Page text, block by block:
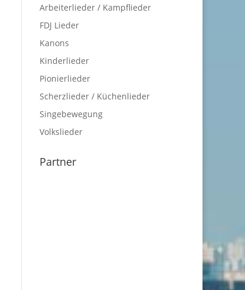
Arbeiterlieder / Kampflieder
FDJ Lieder
Kanons
Kinderlieder
Pionierlieder
Scherzlieder / Küchenlieder
Singebewegung
Volkslieder
Partner